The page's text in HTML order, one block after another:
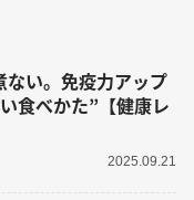
ない。免疫力アップ
食べかた”【健康レ
2025.09.21